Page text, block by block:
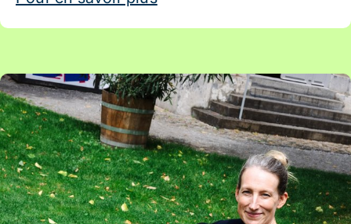
Artikel: Vide-grenier pour tout Berne !